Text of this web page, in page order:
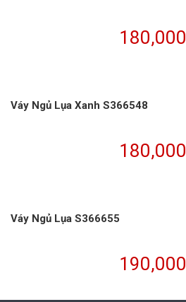
180,000
Váy Ngủ Lụa Xanh S366548
180,000
Váy Ngủ Lụa S366655
190,000